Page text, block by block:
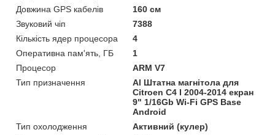
Довжина GPS кабелів
160 см
Звуковий чіп
7388
Кількість ядер процесора
4
Оперативна пам'ять, ГБ
1
Процесор
ARM V7
Тип призначення
Al Штатна магнітола для
Citroen C4 I 2004-2014 екран
9" 1/16Gb Wi-Fi GPS Base
Android
Тип охолодження
Активний (кулер)